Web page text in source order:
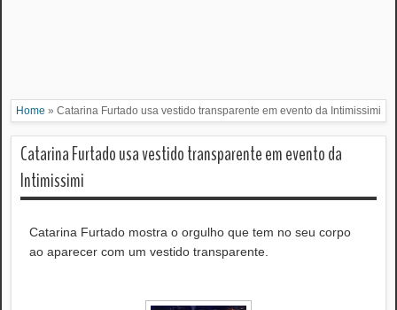
Home » Catarina Furtado usa vestido transparente em evento da Intimissimi
Catarina Furtado usa vestido transparente em evento da
Intimissimi
Catarina Furtado mostra o orgulho que tem no seu corpo
ao aparecer com um vestido transparente.